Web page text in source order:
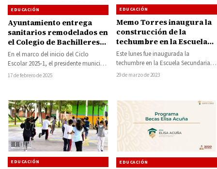
EDUCACIÓN
Ayuntamiento entrega
sanitarios remodelados en
el Colegio de Bachilleres
de Huetamo
En el marco del inicio del Ciclo
Escolar 2025-1, el presidente municipal
de Huetamo, Pablo Varona Estrada,
17 de febrero de 2025
EDUCACIÓN
Memo Torres inaugura la
construcción de la
techumbre en la Escuela
Secundaria Ricardo
Flores Magón de
Churumuco
Este lunes fue inaugurada la
techumbre en la Escuela Secundaria
Ricardo Flores Magón ubicada en la
29 de marzo de 2023
EDUCACIÓN EDUCACIÓN